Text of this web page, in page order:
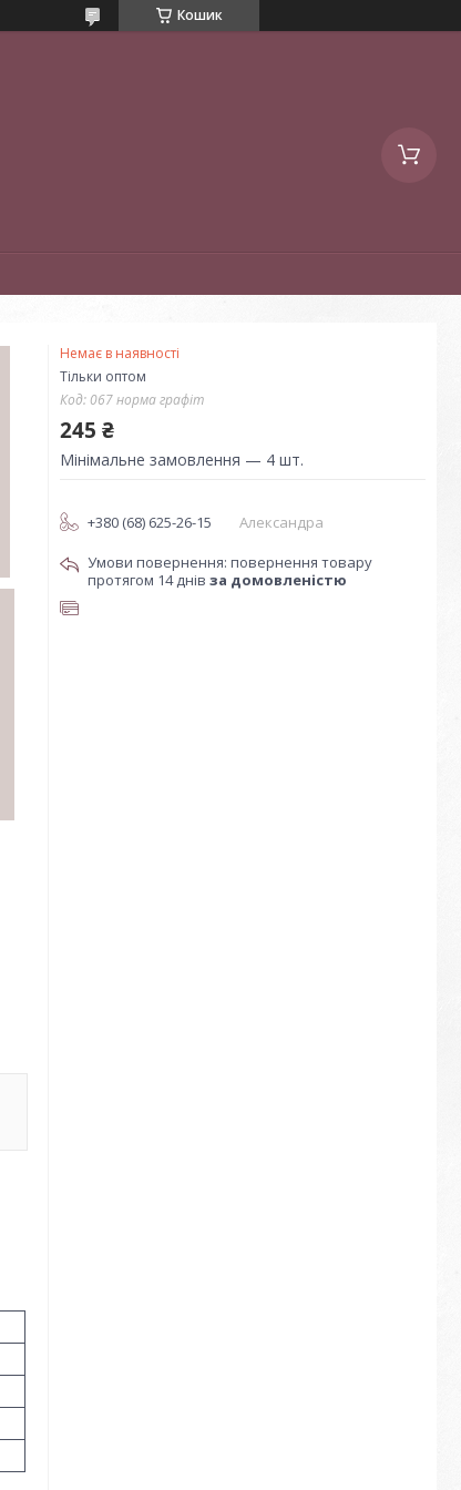
Кошик
Немає в наявності
Тільки оптом
Код: 067 норма графіт
245 ₴
Мінімальне замовлення — 4 шт.
+380 (68) 625-26-15
Александра
повернення товару
протягом 14 днів за домовленістю